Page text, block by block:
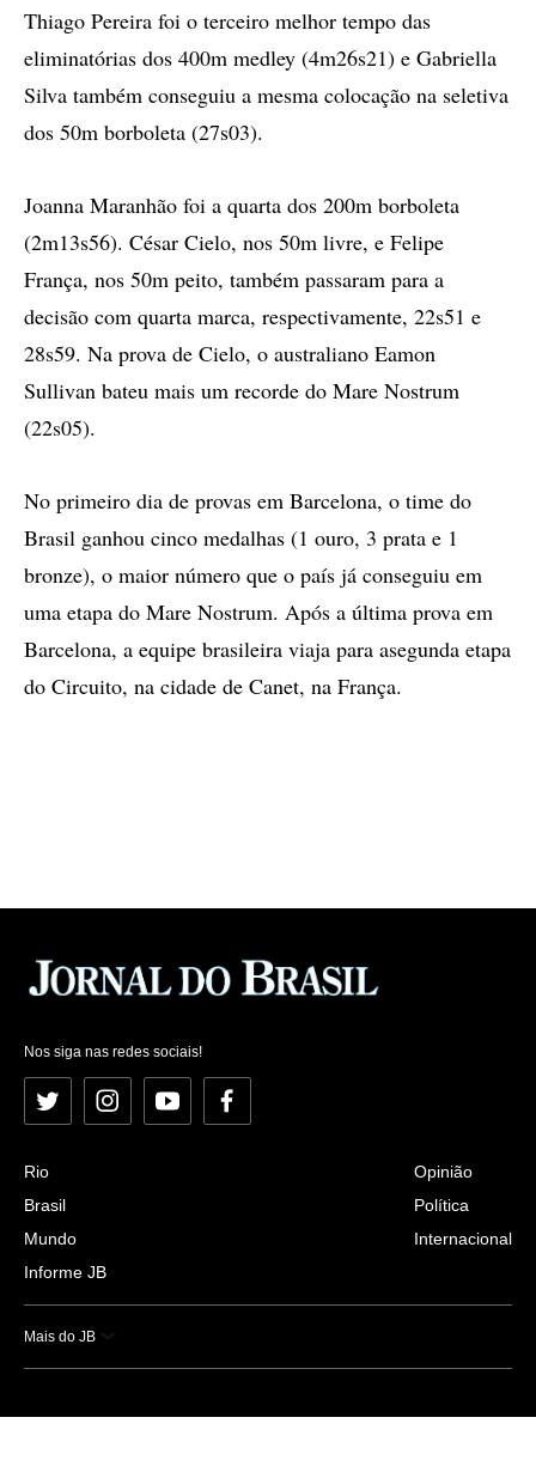
Thiago Pereira foi o terceiro melhor tempo das
eliminatórias dos 400m medley (4m26s21) e Gabriella
Silva também conseguiu a mesma colocação na seletiva
dos 50m borboleta (27s03).
Joanna Maranhão foi a quarta dos 200m borboleta
(2m13s56). César Cielo, nos 50m livre, e Felipe
França, nos 50m peito, também passaram para a
decisão com quarta marca, respectivamente, 22s51 e
28s59. Na prova de Cielo, o australiano Eamon
Sullivan bateu mais um recorde do Mare Nostrum
(22s05).
No primeiro dia de provas em Barcelona, o time do
Brasil ganhou cinco medalhas (1 ouro, 3 prata e 1
bronze), o maior número que o país já conseguiu em
uma etapa do Mare Nostrum. Após a última prova em
Barcelona, a equipe brasileira viaja para asegunda etapa
do Circuito, na cidade de Canet, na França.
Nos siga nas redes sociais!
Twitter InstagramYouTubeFacebook
Rio
Brasil
Mundo
Informe JB
Opinião
Política
Internacional
Mais do JB
Esportes